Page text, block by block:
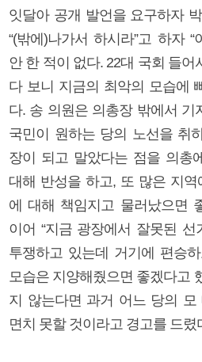
잇달아 공개 발언을 요구하자
“(밖에)나가서 하시라”고 하자
안 한 적이 없다. 22대 국회 들어
다 보니 지금의 최악의 모습에
다. 송 의원은 의총장 밖에서 기
국민이 원하는 당의 노선을 취
장이 되고 말았다는 점을 의총
대해 반성을 하고, 또 많은 지
에 대해 책임지고 물러났으면
이어 “지금 광장에서 잘못된
투쟁하고 있는데 거기에 편승
모습은 지양해줬으면 좋겠다고
지 않는다면 과거 어느 당의 모
면치 못할 것이라고 경고를 드렸